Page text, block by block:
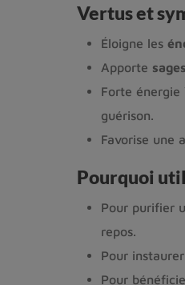
Vertus et
Éloigne les
Apporte
Forte énergie
guérison.
Favorise une
Pourquoi
Pour purifier
repos.
Pour
Pour